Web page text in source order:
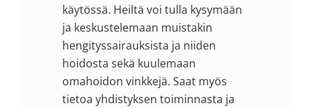
käytössä. Heiltä voi tulla kysymään
ja keskustelemaan muistakin
hengityssairauksista ja niiden
hoidosta sekä kuulemaan
omahoidon vinkkejä. Saat myös
tietoa yhdistyksen toiminnasta ja